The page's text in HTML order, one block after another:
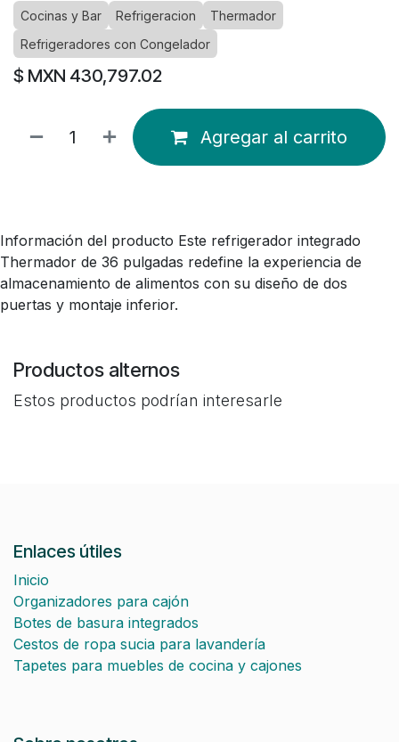
Cocinas y Bar Refrigeracion
Thermador
Refrigeradores con Congelador
$ MXN 430,797.02
Agregar al carrito
Información del producto Este refrigerador integrado
Thermador de 36 pulgadas redefine la experiencia de
almacenamiento de alimentos con su diseño de dos
puertas y montaje inferior.
Productos alternos
Estos productos podrían interesarle
Enlaces útiles
Inicio
Organizadores para cajón
Botes de basura integrados
Cestos de ropa sucia para lavandería
Tapetes para muebles de cocina y cajones